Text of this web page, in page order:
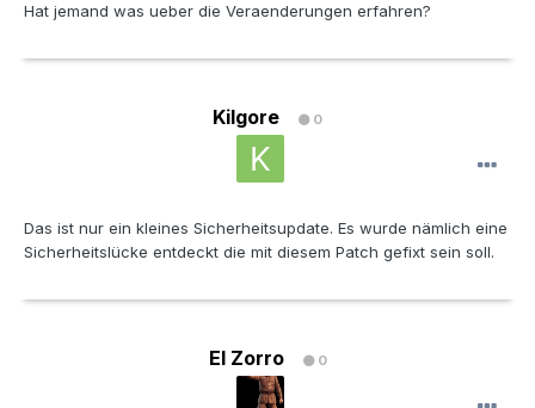
Hat jemand was ueber die Veraenderungen erfahren?
Kilgore 0
Das ist nur ein kleines Sicherheitsupdate. Es wurde nämlich eine
Sicherheitslücke entdeckt die mit diesem Patch gefixt sein soll.
El Zorro 0